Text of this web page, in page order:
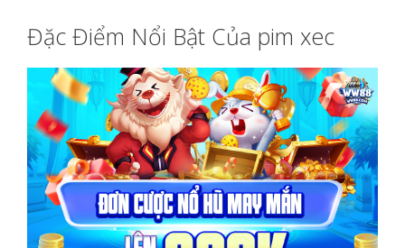
Đặc Điểm Nổi Bật Của pim xec